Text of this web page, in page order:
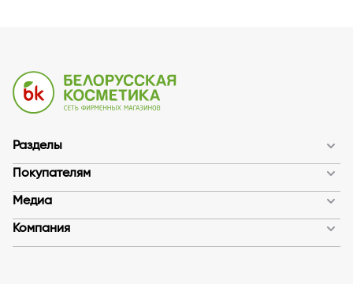
Разделы
Покупателям
Медиа
Компания